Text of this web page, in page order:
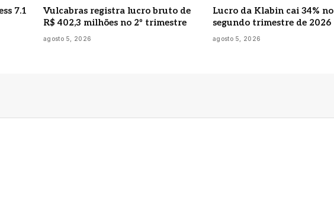
7.1
Vulcabras registra lucro bruto de
R$ 402,3 milhões no 2º trimestre
agosto 5, 2026
Lucro da Klabin cai 34% no
segundo trimestre de 2026
agosto 5, 2026